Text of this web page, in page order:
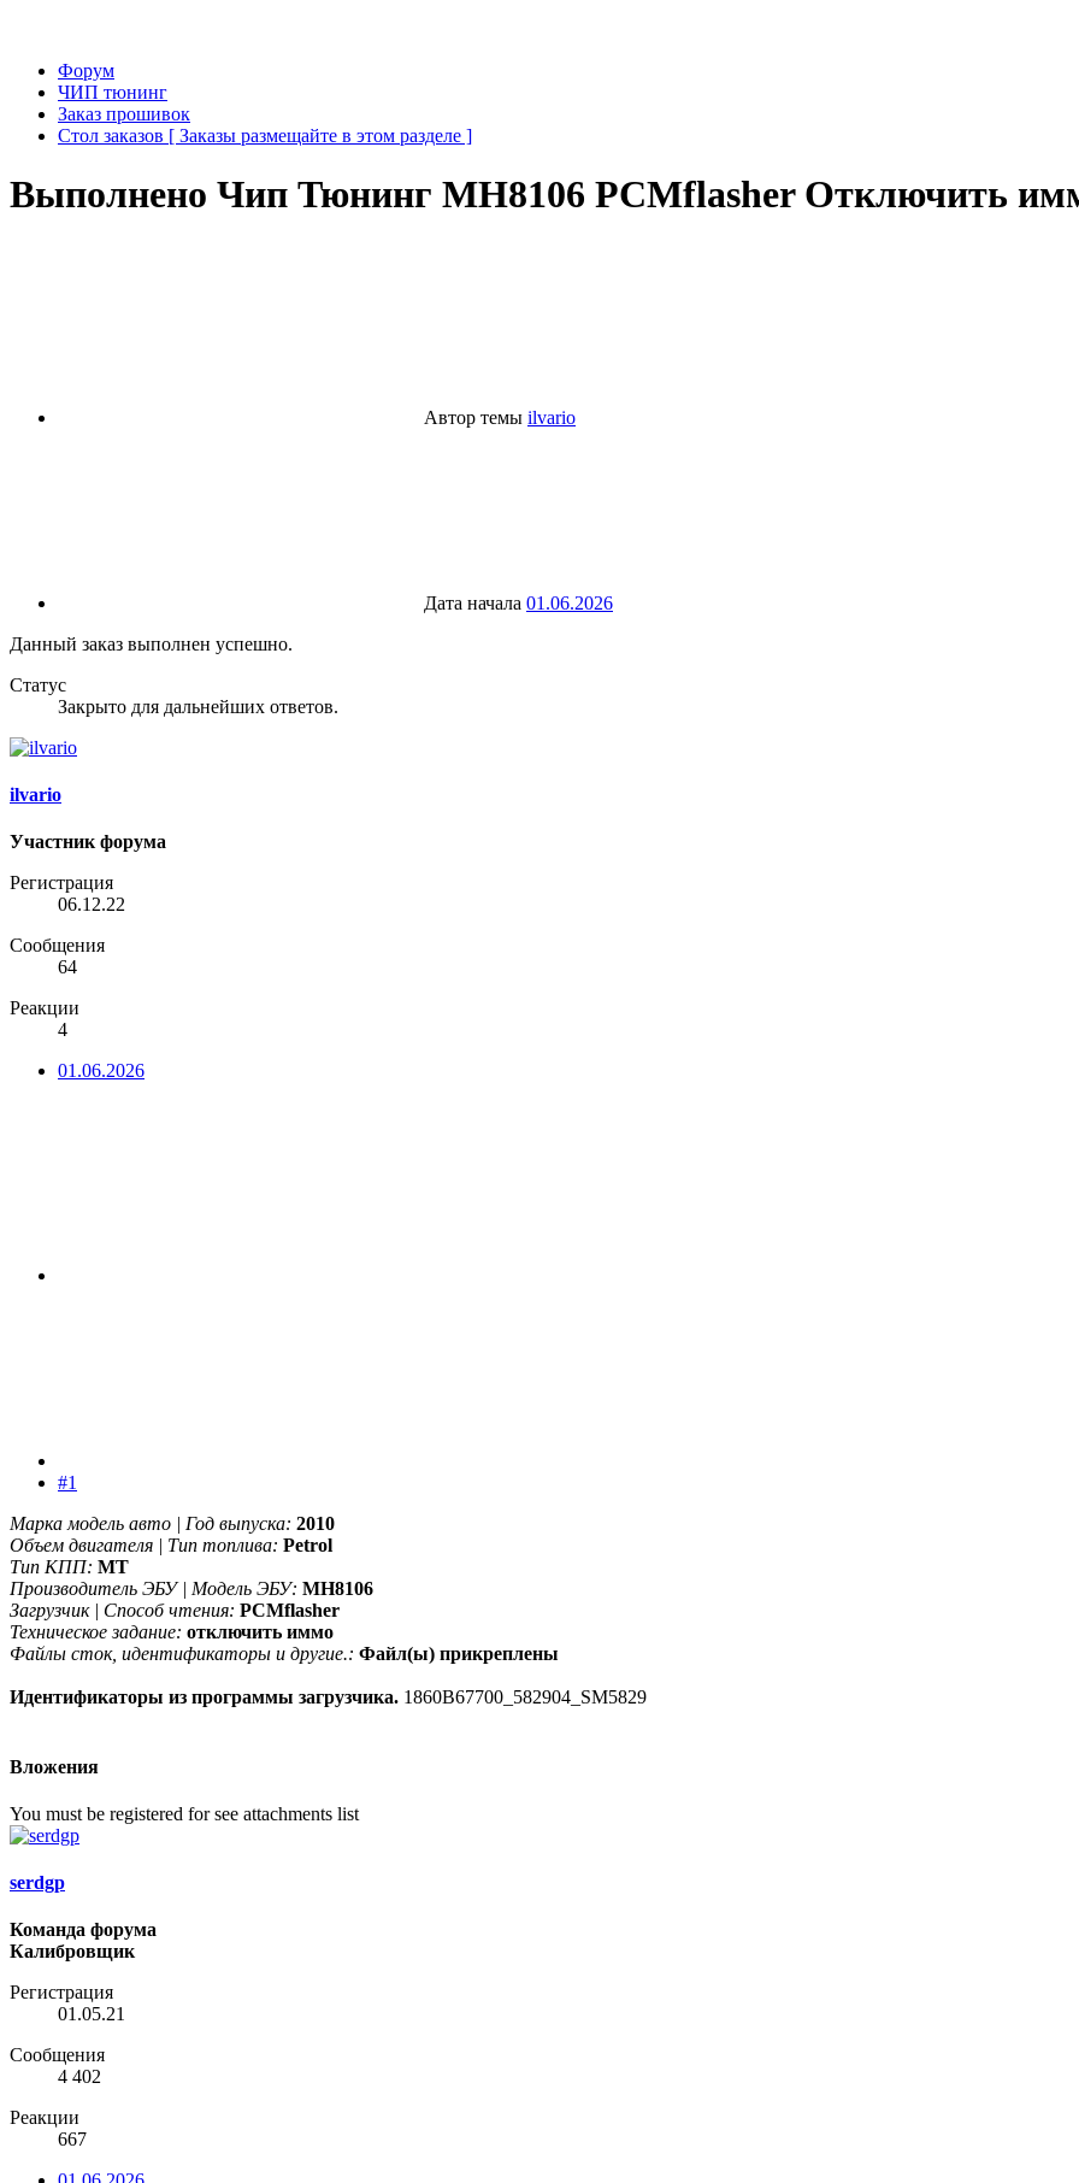
Форум
ЧИП тюнинг
Заказ прошивок
Стол заказов [ Заказы размещайте в этом разделе ]
Выполнено Чип Тюнинг MH8106 PCMflasher Отключить
Автор темы ilvario
Дата начала 01.06.2026
Данный заказ выполнен успешно.
Статус
Закрыто для дальнейших ответов.
ilvario
Участник форума
Регистрация
06.12.22
Сообщения
64
Реакции
4
01.06.2026
#1
Марка модель авто | Год выпуска: 2010
Объем двигателя | Тип топлива: Petrol
Тип КПП: MT
Производитель ЭБУ | Модель ЭБУ: MH8106
Загрузчик | Способ чтения: PCMflasher
Техническое задание: отключить иммо
Файлы сток, идентификаторы и другие.: Файл(ы) прикреплены
Идентификаторы из программы загрузчика. 1860B67700_582904_SM5829
Вложения
You must be registered for see attachments list
serdgp
Команда форума
Калибровщик
Регистрация
01.05.21
Сообщения
4 402
Реакции
667